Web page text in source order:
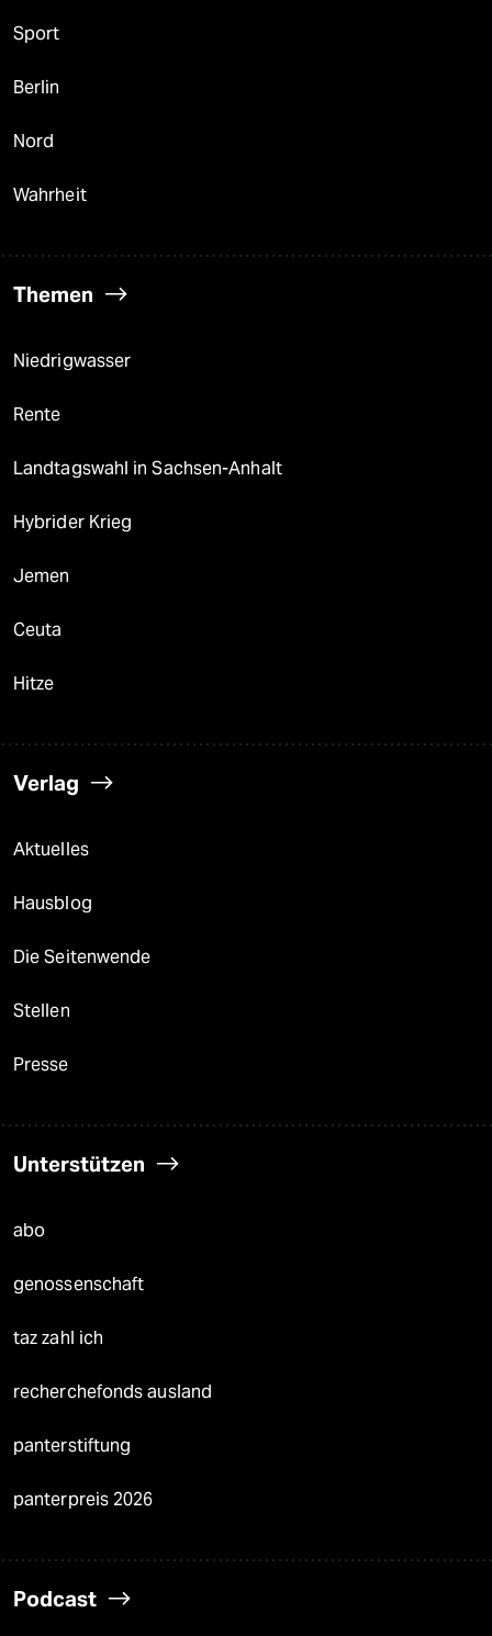
Sport
Berlin
Nord
Wahrheit
Themen
Niedrigwasser
Rente
Landtagswahl in Sachsen-Anhalt
Hybrider Krieg
Jemen
Ceuta
Hitze
Verlag
Aktuelles
Hausblog
Die Seitenwende
Stellen
Presse
Unterstützen
abo
genossenschaft
taz zahl ich
recherchefonds ausland
panterstiftung
panterpreis 2026
Podcast